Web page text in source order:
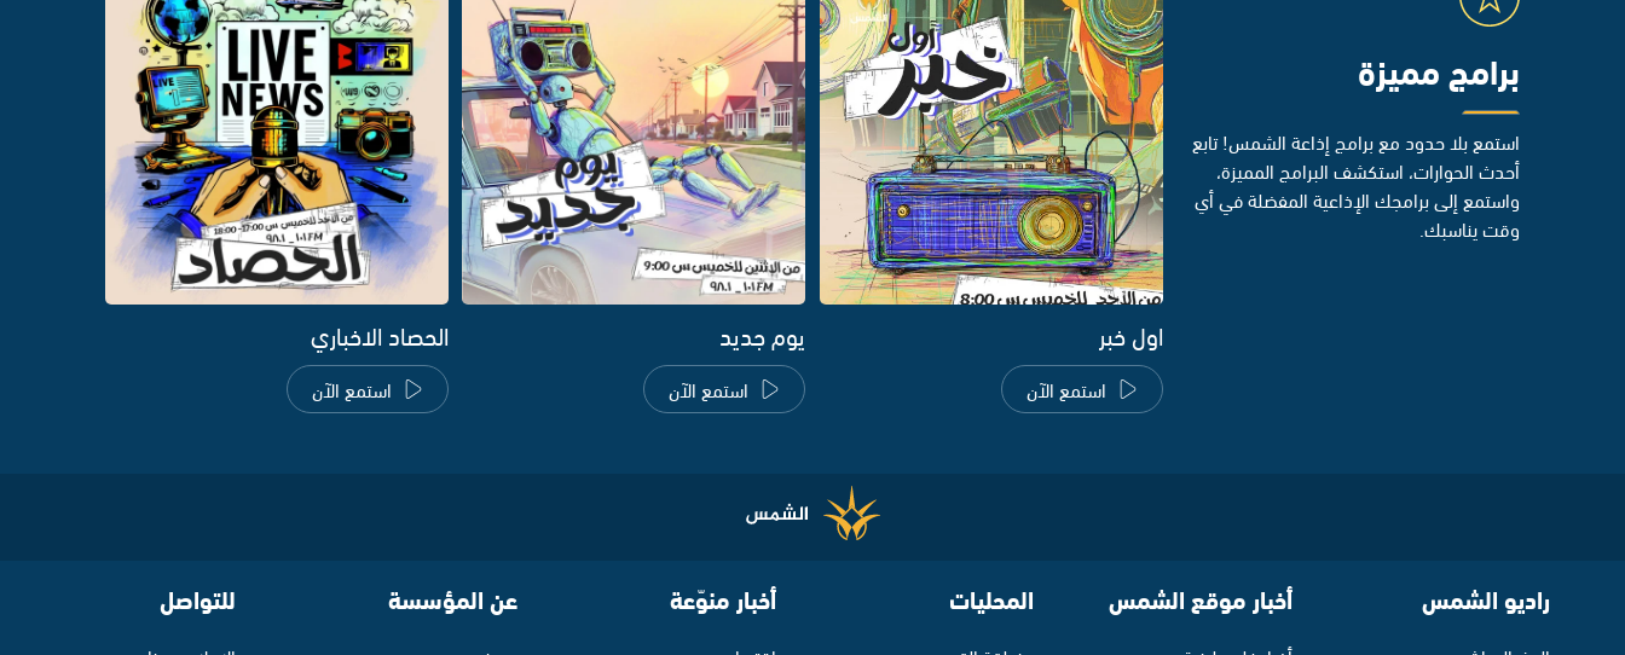
برامج مميزة
استمع بلا حدود مع برامج إذاعة الشمس! تابع
أحدث الحوارات، استكشف البرامج المميزة،
واستمع إلى برامجك الإذاعية المفضلة في أي
وقت يناسبك.
اول خبر
استمع الآن
يوم جديد
استمع الآن
الحصاد الاخباري
استمع الآن
راديو الشمس أخبار موقع الشمس المحليات أخبار منوّعة عن المؤسسة للتواصل